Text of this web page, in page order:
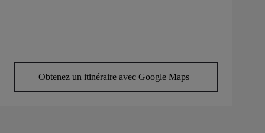
Obtenez un itinéraire avec Google Maps
(Opens in new tab)